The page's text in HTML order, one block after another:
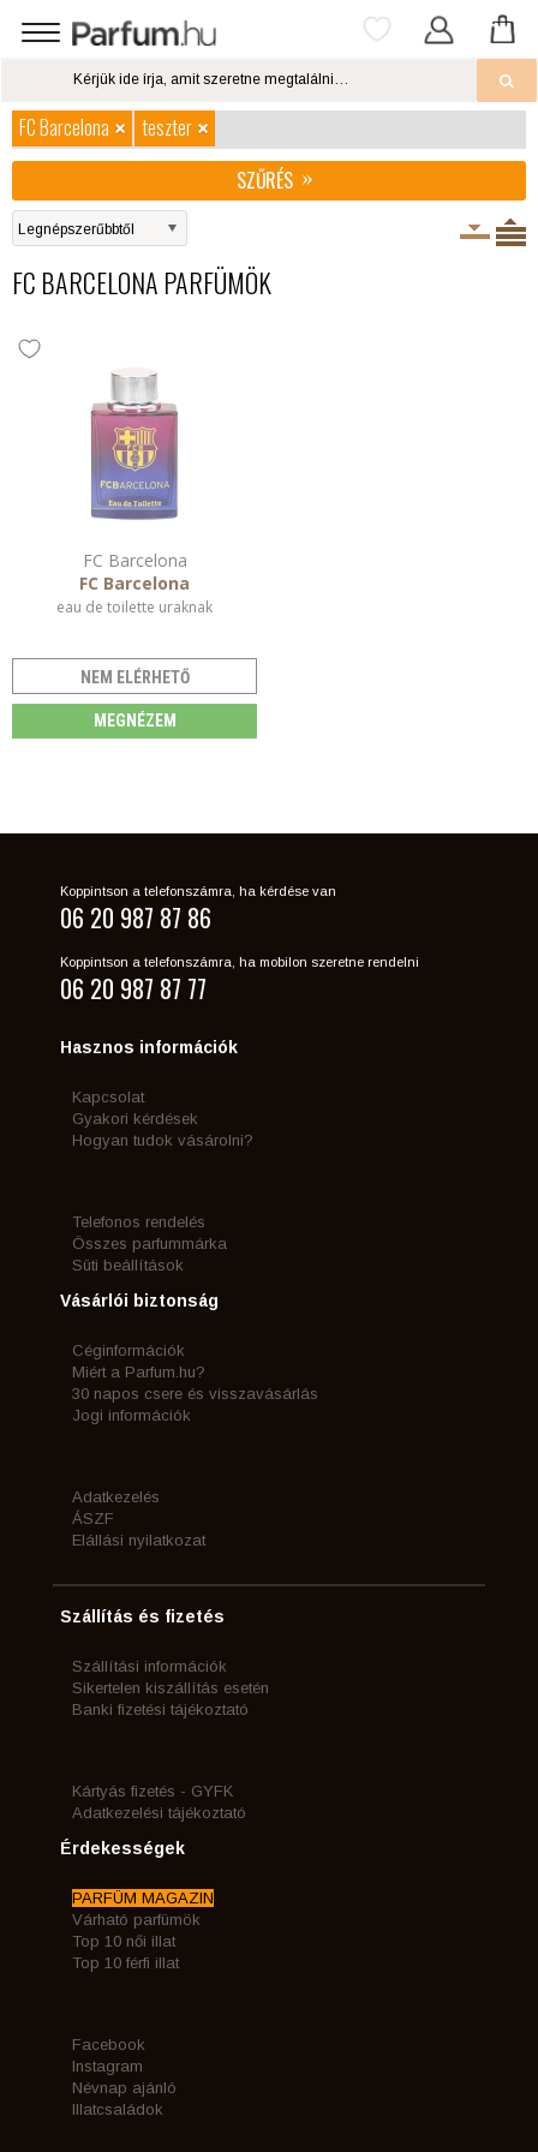
FC Barcelona
teszter
SZŰRÉS
FC BARCELONA PARFÜMÖK
FC Barcelona
FC Barcelona
eau de toilette uraknak
NEM ELÉRHETŐ
MEGNÉZEM
Koppintson a telefonszámra, ha kérdése van
06 20 987 87 86
Koppintson a telefonszámra, ha mobilon szeretne rendelni
06 20 987 87 77
Hasznos információk
Kapcsolat
Gyakori kérdések
Hogyan tudok vásárolni?
Telefonos rendelés
Összes parfummárka
Süti beállítások
Vásárlói biztonság
Céginformációk
Miért a Parfum.hu?
30 napos csere és visszavásárlás
Jogi információk
Adatkezelés
ÁSZF
Elállási nyilatkozat
Szállítás és fizetés
Szállítási információk
Sikertelen kiszállítás esetén
Banki fizetési tájékoztató
Kártyás fizetés - GYFK
Adatkezelési tájékoztató
Érdekességek
PARFÜM MAGAZIN
Várható parfümök
Top 10 női illat
Top 10 férfi illat
Facebook
Instagram
Névnap ajánló
Illatcsaládok